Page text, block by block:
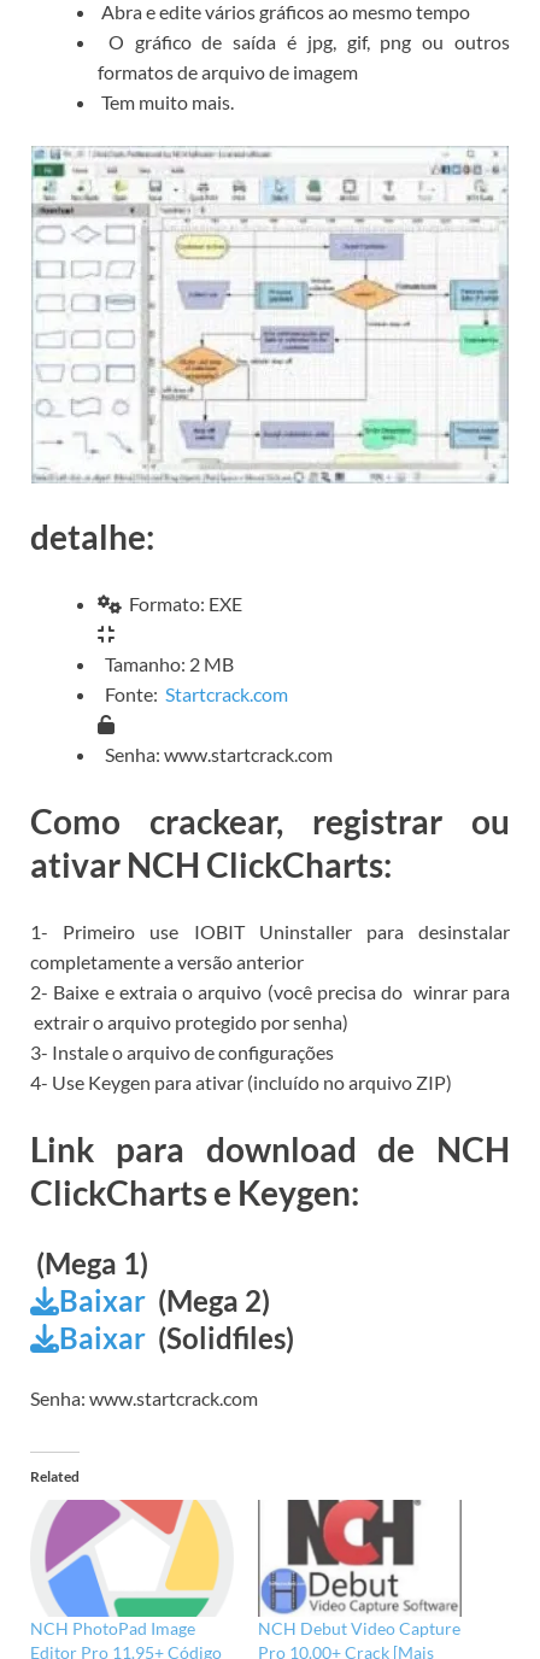
Abra e edite vários gráficos ao mesmo tempo
O gráfico de saída é jpg, gif, png ou outros
formatos de arquivo de imagem
Tem muito mais.
detalhe:
Formato: EXE
Tamanho: 2 MB
Fonte: Startcrack.com
Senha: www.startcrack.com
Como crackear, registrar ou
ativar NCH ClickCharts:
1- Primeiro use IOBIT Uninstaller para desinstalar
completamente a versão anterior
2- Baixe e extraia o arquivo (você precisa do winrar para
extrair o arquivo protegido por senha)
3- Instale o arquivo de configurações
4- Use Keygen para ativar (incluído no arquivo ZIP)
Link para download de NCH
ClickCharts e Keygen:
(Mega 1)
Baixar (Mega 2)
Baixar (Solidfiles)
Senha: www.startcrack.com
Related
NCH PhotoPad Image
Editor Pro 11.95+ Código
NCH Debut Video Capture
Pro 10.00+ Crack [Mais